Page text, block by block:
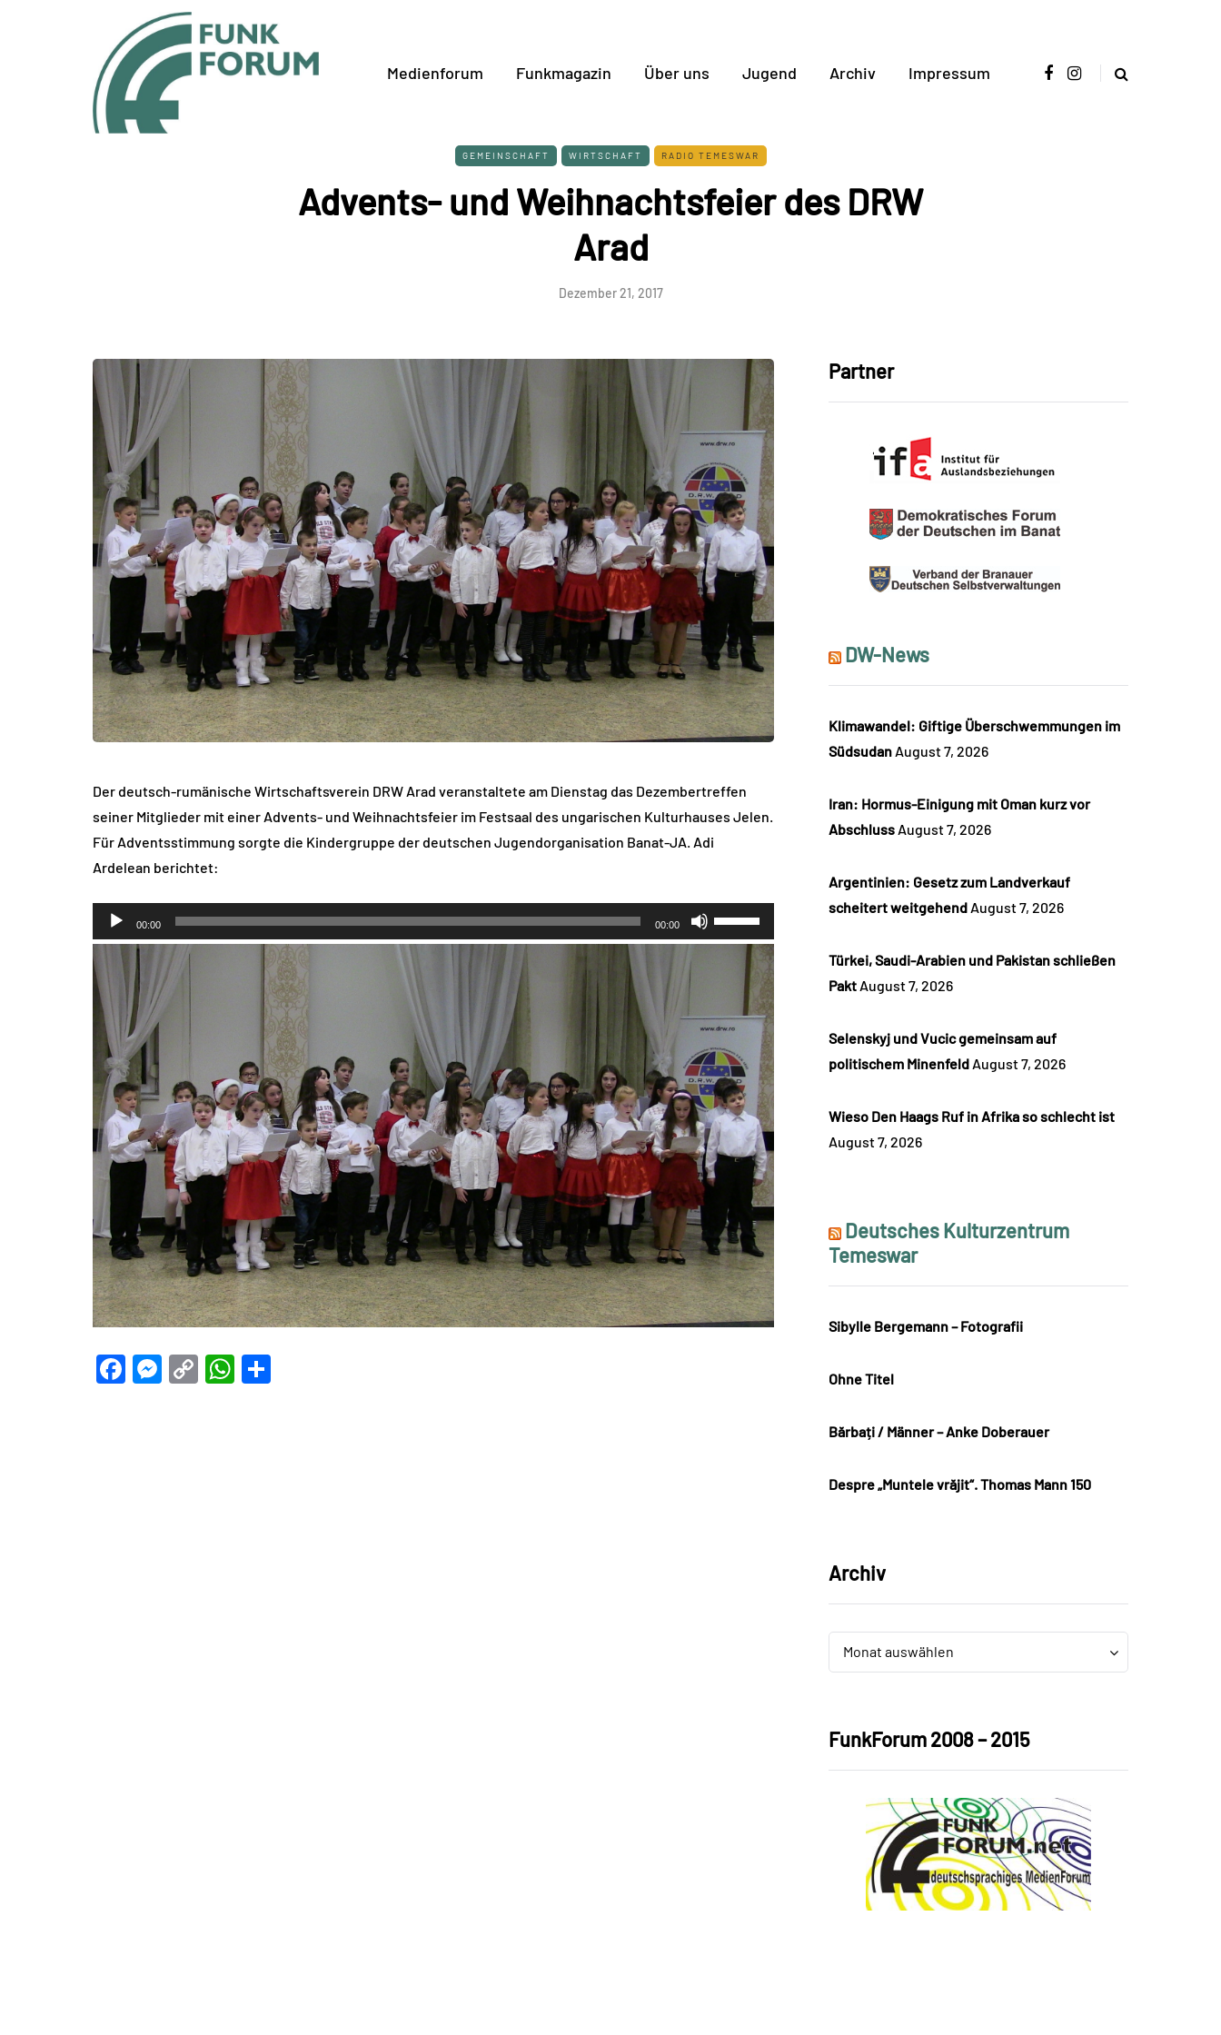
Medienforum Funkmagazin Über uns Jugend Archiv Impressum
GEMEINSCHAFT WIRTSCHAFT RADIO TEMESWAR
Advents- und Weihnachtsfeier des DRW
Arad
Dezember 21, 2017
Der deutsch-rumänische Wirtschaftsverein DRW Arad veranstaltete am Dienstag das Dezembertreffen
seiner Mitglieder mit einer Advents- und Weihnachtsfeier im Festsaal des ungarischen Kulturhauses Jelen.
Für Adventsstimmung sorgte die Kindergruppe der deutschen Jugendorganisation Banat-JA. Adi
Ardelean berichtet:
Audio-
Player
00:00 00:00
Pfeiltasten
Hoch/Runter
benutzen,
die
Lautstärke
zu
regeln.
Facebook
Messenger
CopyWhatsApp
Partner
DW-News
Klimawandel: Giftige Überschwemmungen im
Südsudan August 7, 2026
Iran: Hormus-Einigung mit Oman kurz vor
Abschluss August 7, 2026
Argentinien: Gesetz zum Landverkauf
scheitert weitgehend August 7, 2026
Türkei, Saudi-Arabien und Pakistan schließen
Pakt August 7, 2026
Selenskyj und Vucic gemeinsam auf
politischem Minenfeld August 7, 2026
Wieso Den Haags Ruf in Afrika so schlecht ist
August 7, 2026
Deutsches Kulturzentrum
Temeswar
Sibylle Bergemann – Fotografii
Ohne Titel
Bărbați / Männer – Anke Doberauer
Despre „Muntele vrăjit“. Thomas Mann 150
Archiv
Archiv
Monat auswählen
Archiv
FunkForum 2008 – 2015